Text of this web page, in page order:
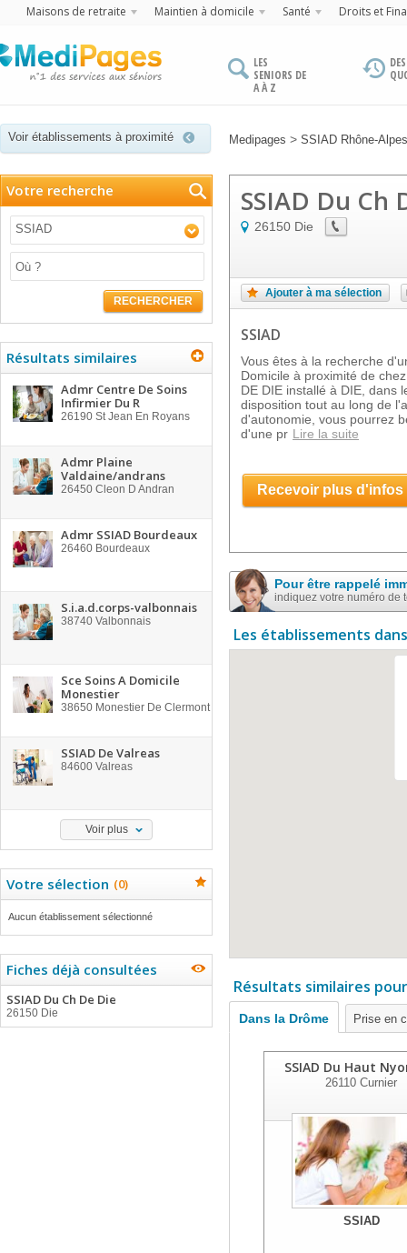
Maisons de retraite Maintien à domicile Santé Droits et
LES
SENIORS DE
A À Z
Voir établissements à proximité Medipages > SSIAD Rhône-Alpes
Votre recherche
SSIAD
RECHERCHER
Résultats similaires
Admr Centre De Soins
Infirmier Du R
26190 St Jean En Royans
Admr Plaine
Valdaine/andrans
26450 Cleon D Andran
Admr SSIAD Bourdeaux
26460 Bourdeaux
S.i.a.d.corps-valbonnais
38740 Valbonnais
Sce Soins A Domicile
Monestier
38650 Monestier De Clermont
SSIAD De Valreas
84600 Valreas
Voir plus
Votre sélection (0)
Aucun établissement sélectionné
Fiches déjà consultées
SSIAD Du Ch De Die
26150 Die
SSIAD Du Ch
26150 Die
Ajouter à ma sélection
SSIAD
Vous êtes à la recherche
Domicile à proximité de
DE DIE installé à DIE, dans
disposition tout au long de
d'autonomie, vous pourrez
d'une pr Lire la suite
Recevoir plus d'infos
Pour être rappelé
indiquez votre numéro de
Les établissements
Résultats similaires
Dans la Drôme Prise en
SSIAD Du Haut
26110 Curnier
SSIAD